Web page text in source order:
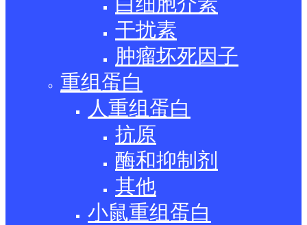
干扰素
肿瘤坏死因子
重组蛋白
人重组蛋白
抗原
酶和抑制剂
其他
小鼠重组蛋白